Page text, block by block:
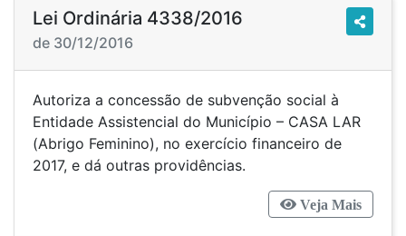
Lei Ordinária 4338/2016
de 30/12/2016
Autoriza a concessão de subvenção social à
Entidade Assistencial do Município – CASA LAR
(Abrigo Feminino), no exercício financeiro de
2017, e dá outras providências.
Veja Mais